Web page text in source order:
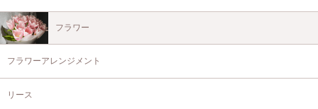
フラワー
フラワーアレンジメント
リース